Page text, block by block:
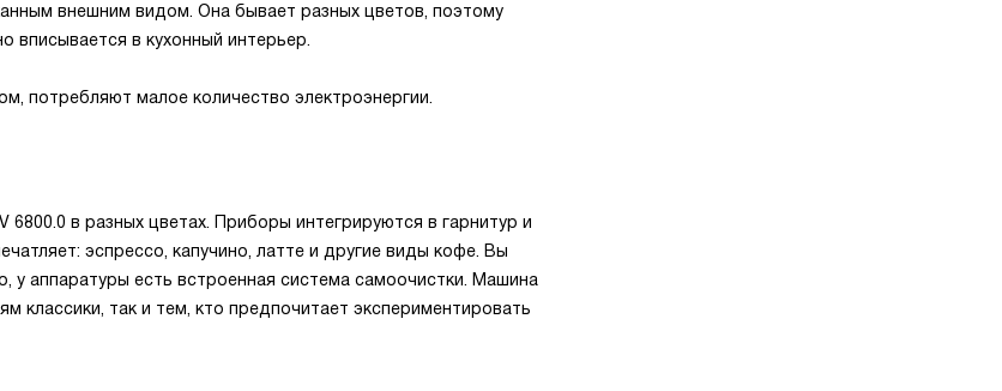
внешним видом. Она бывает разных цветов, поэтому
вписывается в кухонный интерьер.
потребляют малое количество электроэнергии.
в разных цветах. Приборы интегрируются в гарнитур и
эспрессо, капучино, латте и другие виды кофе. Вы
у аппаратуры есть встроенная система самоочистки. Машина
так и тем, кто предпочитает экспериментировать